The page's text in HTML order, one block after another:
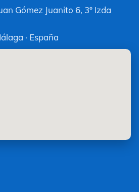
Gómez Juanito 6, 3º Izda
· España